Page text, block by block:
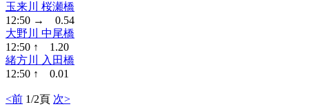
玉来川 桜瀬橋
12:50 → 0.54
大野川 中尾橋
12:50 ↑ 1.20
緒方川 入田橋
12:50 ↑ 0.01
<前 1/2頁 次>